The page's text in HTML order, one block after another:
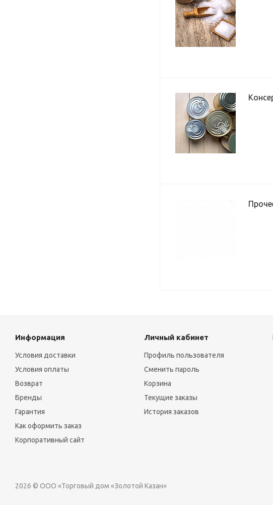
Информация
Условия доставки
Условия оплаты
Возврат
Бренды
Гарантия
Как оформить заказ
Корпоративный сайт
Личный кабинет
Профиль пользователя
Сменить пароль
Корзина
Текущие заказы
История заказов
2026 © ООО «Торговый дом «Золотой Казан»